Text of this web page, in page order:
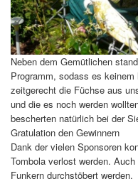
Neben dem Gemütlichen
Programm, sodass es
zeitgerecht die Füchse aus
und die es noch werden
bescherten natürlich bei der
Gratulation den Gewinnern
Dank der vielen Sponsoren
Tombola verlost werden.
Funkern durchstöbert werden.